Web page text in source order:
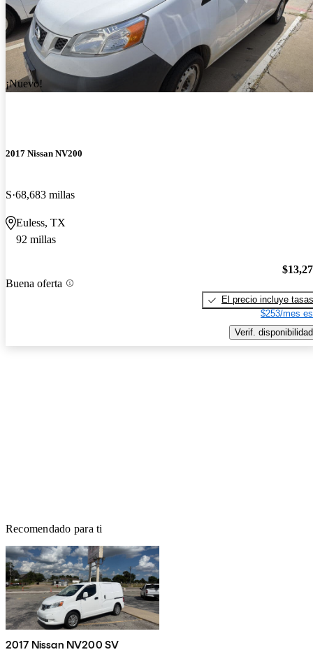
¡Nuevo!
2017 Nissan NV200
S 68,683 millas
Euless, TX
92 millas
Buena oferta
El precio incluye tasas
$253/mes
Verif. disponibilidad
Recomendado para ti
2017 Nissan NV200 SV